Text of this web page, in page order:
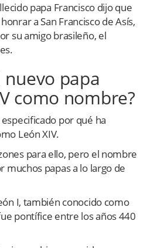
papa Francisco dijo que
a San Francisco de Asís,
su amigo brasileño, el
nuevo papa
como nombre?
por qué ha
León XIV.
para ello, pero el nombre
muchos papas a lo largo de
I, también conocido como
pontífice entre los años 440